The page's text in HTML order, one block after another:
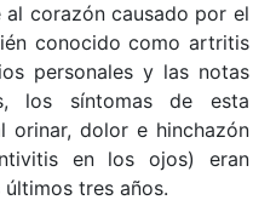
corazón causado por el
conocido como artritis
personales y las notas
los síntomas de esta
orinar, dolor e hinchazón
en los ojos) eran
tres años.